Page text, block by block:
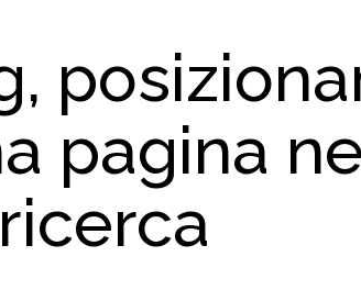
pagina
ricerca